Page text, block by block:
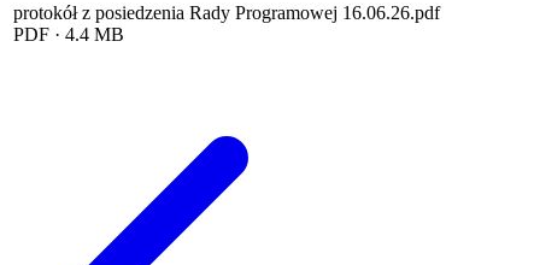
protokół z posiedzenia Rady Programowej 16.06.26.pdf
PDF · 4.4 MB